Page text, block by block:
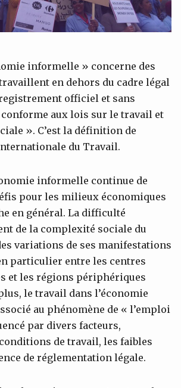
informelle » concerne des
en dehors du cadre légal
officiel et sans
aux lois sur le travail et
». C’est la définition de
du Travail.
informelle continue de
pour les milieux économiques
en général. La difficulté
de la complexité sociale du
variations de ses manifestations
particulier entre les centres
et les régions périphériques
le travail dans l’économie
au phénomène de « l’emploi
par divers facteurs,
de travail, les faibles
de réglementation légale.